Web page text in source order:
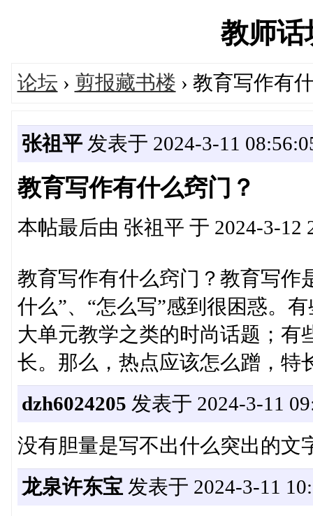
教师话
论坛 › 剪报藏书楼 › 教育写作有
张祖平发表于 2024-3-11
教育写作有什么窍门？
本帖最后由 张祖平 于 2024-3-12
教育写作有什么窍门？教育写作
什么”、“怎么写”感到很困惑。
大单元教学之类的时尚话题；有
长。那么，热点应该怎么蹭，特
dzh6024205 发表于 2024-3-11
没有胆量是写不出什么突出的文
龙泉许东宝 发表于 2024-3-11